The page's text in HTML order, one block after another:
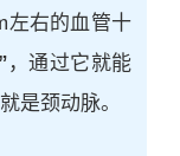
左右的血管十
，通过它就能
是颈动脉。